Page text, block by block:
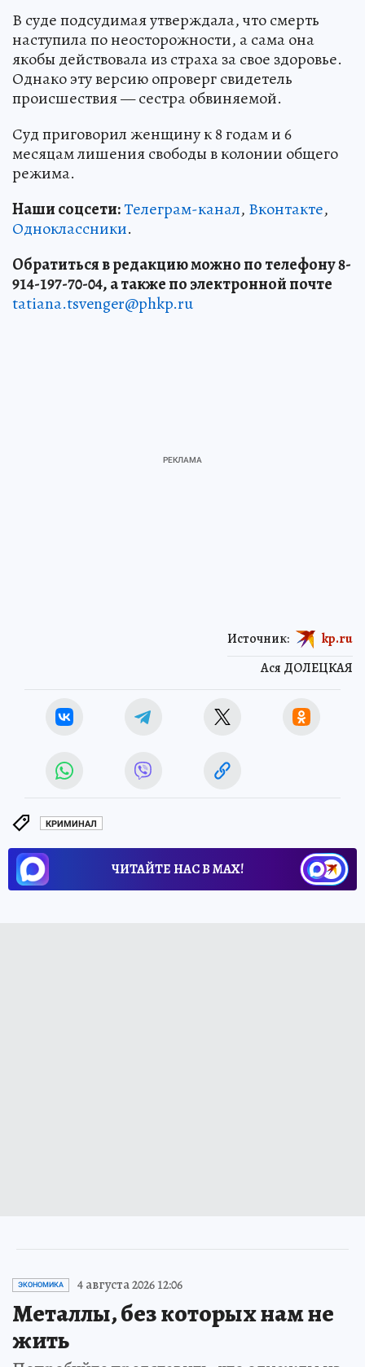
В суде подсудимая утверждала, что смерть
наступила по неосторожности, а сама она
якобы действовала из страха за свое здоровье.
Однако эту версию опроверг свидетель
происшествия — сестра обвиняемой.
Суд приговорил женщину к 8 годам и 6
месяцам лишения свободы в колонии общего
режима.
Наши соцсети:Телеграм-канал, Вконтакте,
Одноклассники.
Обратиться в редакцию можно по телефону 8-
914-197-70-04, а также по электронной почте
tatiana.tsvenger@phkp.ru
Ася ДОЛЕЦКАЯ
Источник: kp.ru
КРИМИНАЛ
ЧИТАЙТЕ НАС В МАХ!
ЭКОНОМИКА 4 августа 2026 12:06
Металлы, без которых нам не
жить